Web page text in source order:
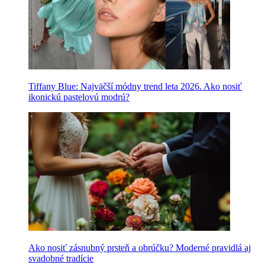
Tiffany Blue: Najväčší módny trend leta 2026. Ako nosiť
ikonickú pastelovú modrú?
Ako nosiť zásnubný prsteň a obrúčku? Moderné pravidlá aj
svadobné tradície